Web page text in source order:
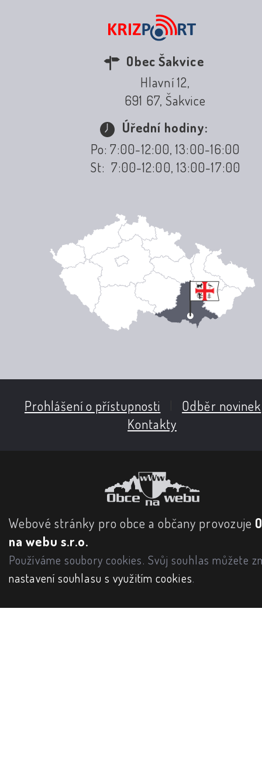
Obec Šakvice
Hlavní 12,
691 67, Šakvice
Úřední hodiny:
Po: 7:00-12:00, 13:00-16:00
St: 7:00-12:00, 13:00-17:00
Prohlášení o přístupnosti Odběr novinek
Kontakty
Webové stránky pro obce a občany provozuje
na webu s.r.o.
Používáme soubory cookies. Svůj souhlas můžete
nastavení souhlasu s využitím cookies.